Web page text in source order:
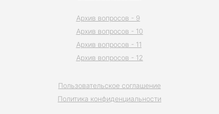
Пользовательское соглашение
Политика конфиденциальности
Архив вопросов - 9
Архив вопросов - 10
Архив вопросов - 11
Архив вопросов - 12